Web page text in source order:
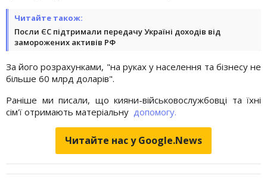
Читайте також:
Посли ЄС підтримали передачу Україні доходів від
заморожених активів РФ
За його розрахунками, "на руках у населення та бізнесу не
більше 60 млрд доларів".
Раніше ми писали, що кияни-військовослужбовці та їхні
сім'ї отримають матеріальну допомогу.
Читайте нас у Google.News